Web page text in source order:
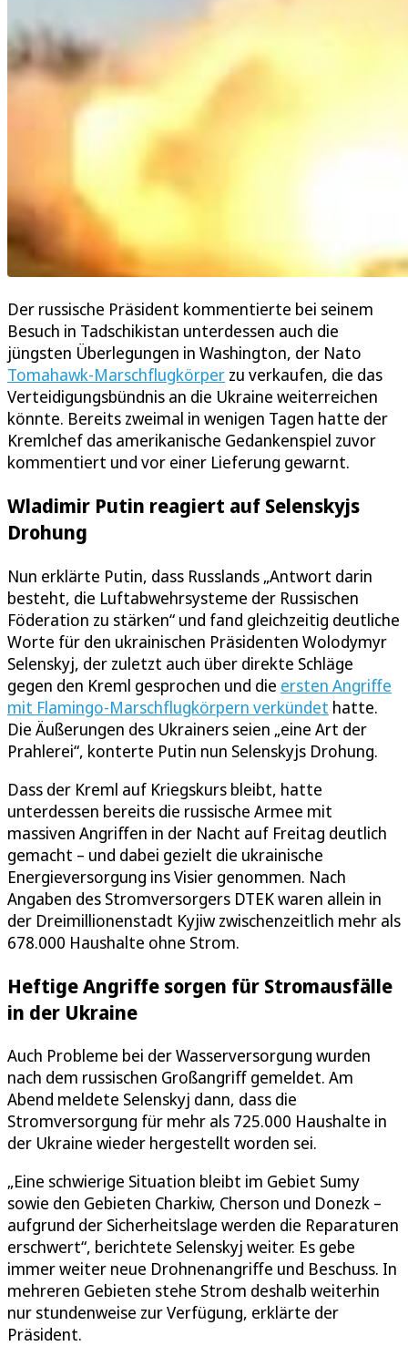
Der russische Präsident kommentierte bei seinem
Besuch in Tadschikistan unterdessen auch die
jüngsten Überlegungen in Washington, der Nato
Tomahawk-Marschflugkörper zu verkaufen, die das
Verteidigungsbündnis an die Ukraine weiterreichen
könnte. Bereits zweimal in wenigen Tagen hatte der
Kremlchef das amerikanische Gedankenspiel zuvor
kommentiert und vor einer Lieferung gewarnt.
Wladimir Putin reagiert auf Selenskyjs
Drohung
Nun erklärte Putin, dass Russlands „Antwort darin
besteht, die Luftabwehrsysteme der Russischen
Föderation zu stärken“ und fand gleichzeitig deutliche
Worte für den ukrainischen Präsidenten Wolodymyr
Selenskyj, der zuletzt auch über direkte Schläge
gegen den Kreml gesprochen und die ersten Angriffe
mit Flamingo-Marschflugkörpern verkündet hatte.
Die Äußerungen des Ukrainers seien „eine Art der
Prahlerei“, konterte Putin nun Selenskyjs Drohung.
Dass der Kreml auf Kriegskurs bleibt, hatte
unterdessen bereits die russische Armee mit
massiven Angriffen in der Nacht auf Freitag deutlich
gemacht – und dabei gezielt die ukrainische
Energieversorgung ins Visier genommen. Nach
Angaben des Stromversorgers DTEK waren allein in
der Dreimillionenstadt Kyjiw zwischenzeitlich mehr als
678.000 Haushalte ohne Strom.
Heftige Angriffe sorgen für Stromausfälle
in der Ukraine
Auch Probleme bei der Wasserversorgung wurden
nach dem russischen Großangriff gemeldet. Am
Abend meldete Selenskyj dann, dass die
Stromversorgung für mehr als 725.000 Haushalte in
der Ukraine wieder hergestellt worden sei.
„Eine schwierige Situation bleibt im Gebiet Sumy
sowie den Gebieten Charkiw, Cherson und Donezk –
aufgrund der Sicherheitslage werden die Reparaturen
erschwert“, berichtete Selenskyj weiter. Es gebe
immer weiter neue Drohnenangriffe und Beschuss. In
mehreren Gebieten stehe Strom deshalb weiterhin
nur stundenweise zur Verfügung, erklärte der
Präsident.